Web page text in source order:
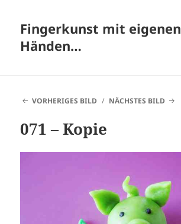
Fingerkunst mit eigenen
Händen…
VORHERIGES BILD NÄCHSTES BILD
071 – Kopie